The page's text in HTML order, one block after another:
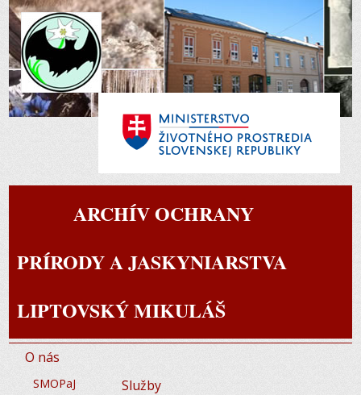
ARCHÍV OCHRANY
PRÍRODY A JASKYNIARSTVA
LIPTOVSKÝ MIKULÁŠ
O nás
SMOPaJ
Služby